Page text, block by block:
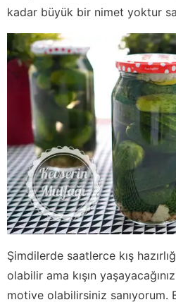
kadar büyük bir nimet yoktur
Şimdilerde saatlerce kış
olabilir ama kışın
motive olabilirsiniz sanıyorum.